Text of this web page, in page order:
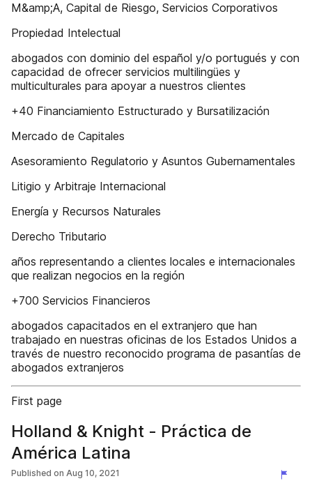
M&amp;A, Capital de Riesgo, Servicios Corporativos
Propiedad Intelectual
abogados con dominio del español y/o portugués y con
capacidad de ofrecer servicios multilingües y
multiculturales para apoyar a nuestros clientes
+40 Financiamiento Estructurado y Bursatilización
Mercado de Capitales
Asesoramiento Regulatorio y Asuntos Gubernamentales
Litigio y Arbitraje Internacional
Energía y Recursos Naturales
Derecho Tributario
años representando a clientes locales e internacionales
que realizan negocios en la región
+700 Servicios Financieros
abogados capacitados en el extranjero que han
trabajado en nuestras oficinas de los Estados Unidos a
través de nuestro reconocido programa de pasantías de
abogados extranjeros
First page
Holland & Knight - Práctica de
América Latina
Published on Aug 10, 2021